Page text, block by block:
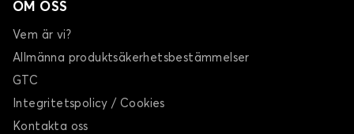
OM OSS
Vem är vi?
Allmänna produktsäkerhetsbestämmelser
GTC
Integritetspolicy / Cookies
Kontakta oss